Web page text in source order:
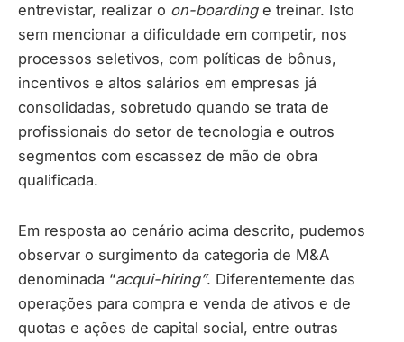
entrevistar, realizar o on-boarding e treinar. Isto
sem mencionar a dificuldade em competir, nos
processos seletivos, com políticas de bônus,
incentivos e altos salários em empresas já
consolidadas, sobretudo quando se trata de
profissionais do setor de tecnologia e outros
segmentos com escassez de mão de obra
qualificada.
Em resposta ao cenário acima descrito, pudemos
observar o surgimento da categoria de M&A
denominada “acqui-hiring”. Diferentemente das
operações para compra e venda de ativos e de
quotas e ações de capital social, entre outras